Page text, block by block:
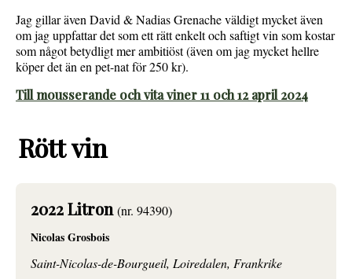
Jag gillar även David & Nadias Grenache väldigt mycket även
om jag uppfattar det som ett rätt enkelt och saftigt vin som kostar
som något betydligt mer ambitiöst (även om jag mycket hellre
köper det än en pet-nat för 250 kr).
Till mousserande och vita viner 11 och 12 april 2024
Rött vin
2022 Litron(nr. 94390)
Nicolas Grosbois
Saint-Nicolas-de-Bourgueil, Loiredalen, Frankrike